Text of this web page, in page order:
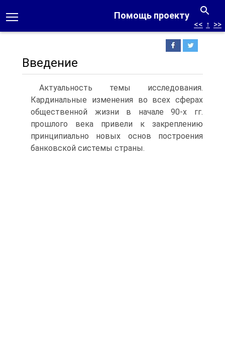
Помощь проекту
<< ↑ >>
Введение
Актуальность темы исследования.
Кардинальные изменения во всех сферах
общественной жизни в начале 90-х гг.
прошлого века привели к закреплению
принципиально новых основ построения
банковской системы страны.